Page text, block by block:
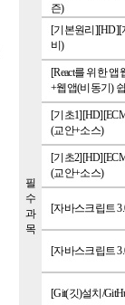
필
수
과
목
즌)
[기본원리][HD][
비)
[React를 위한
+웹앱(비동기)
[기초
(교안+소스)
[기초
(교안+소스)
[자바스크립트
[자바스크립트
[Git(깃)설치/